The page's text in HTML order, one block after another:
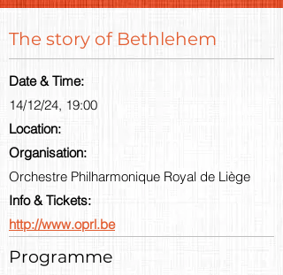
The story of Bethlehem
Date & Time:
14/12/24, 19:00
Location:
Organisation:
Orchestre Philharmonique Royal de Liège
Info & Tickets:
http://www.oprl.be
Programme